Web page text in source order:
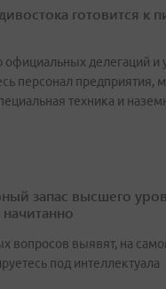
готовится к
делегаций и
персонал предприятия,
техника и
запас высшего
вопросов выявят, на
под интеллектуала